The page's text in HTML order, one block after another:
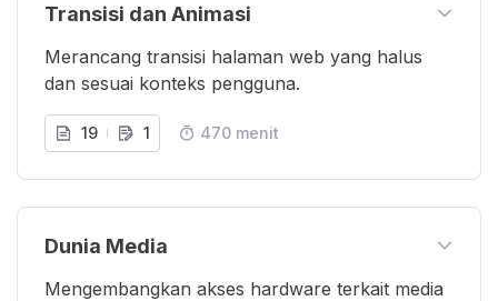
Transisi dan Animasi
Merancang transisi halaman web yang halus
dan sesuai konteks pengguna.
19 1 470 menit
Dunia Media
Mengembangkan akses hardware terkait media